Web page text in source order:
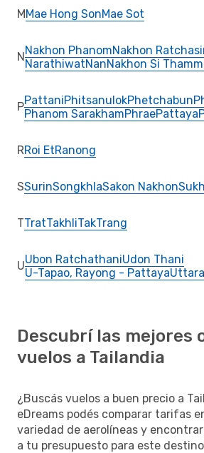
MMae Hong SonMae Sot
N Nakhon PhanomNakhon
NarathiwatNanNakhon Si
PPattaniPhitsanulokPhetchabun
Phanom SarakhamPhraePattaya
RRoi EtRanong
SSurinSongkhlaSakon Nakhon
TTratTakhliTakTrang
UUbon RatchathaniUdon Thani
U-Tapao, Rayong - Pattaya
Descubrí las mejores
vuelos a Tailandia
¿Buscás vuelos a buen precio a
eDreams podés comparar tarifas
variedad de aerolíneas y
a tu presupuesto para este